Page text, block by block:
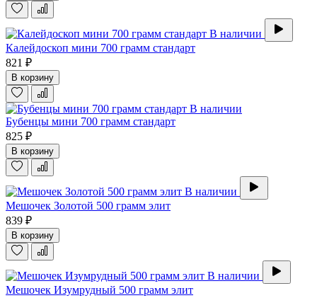
В наличии
Калейдоскоп мини 700 грамм стандарт
821 ₽
В корзину
В наличии
Бубенцы мини 700 грамм стандарт
825 ₽
В корзину
В наличии
Мешочек Золотой 500 грамм элит
839 ₽
В корзину
В наличии
Мешочек Изумрудный 500 грамм элит